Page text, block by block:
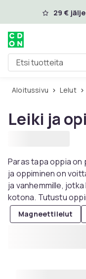
Ohita ja siirry
29 €
Etsi tuotteita
Aloitussivu Lelut
Leiki ja
Paras tapa oppia on
ja oppiminen on
ja vanhemmille,
kotona. Tutustu
Magneettilelut